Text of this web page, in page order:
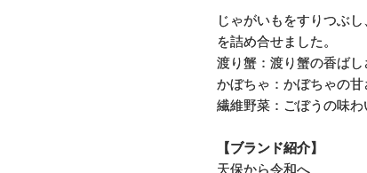
じゃがいもをすりつぶ
を詰め合せました。
渡り蟹：渡り蟹の香ば
かぼちゃ：かぼちゃの
繊維野菜：ごぼうの味
【ブランド紹介】
天保から令和へ